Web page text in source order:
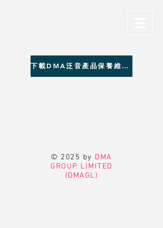
下載DMA泛音產品保養維修聯絡資料
© 2025 by DMA
GROUP LIMITED
(DMAGL)